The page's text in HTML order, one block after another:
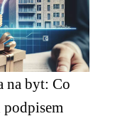
na byt: Co
podpisem